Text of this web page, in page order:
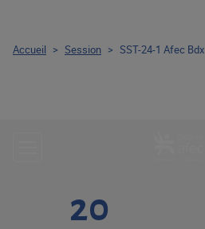
20
Accueil > Session > SST-24-1 Afec Bdx